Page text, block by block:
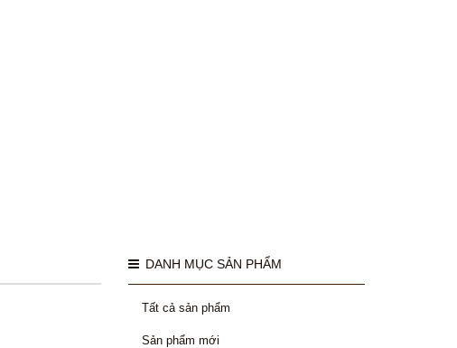
DANH MỤC SẢN PHẨM
Tất cả sản phẩm
Sản phẩm mới